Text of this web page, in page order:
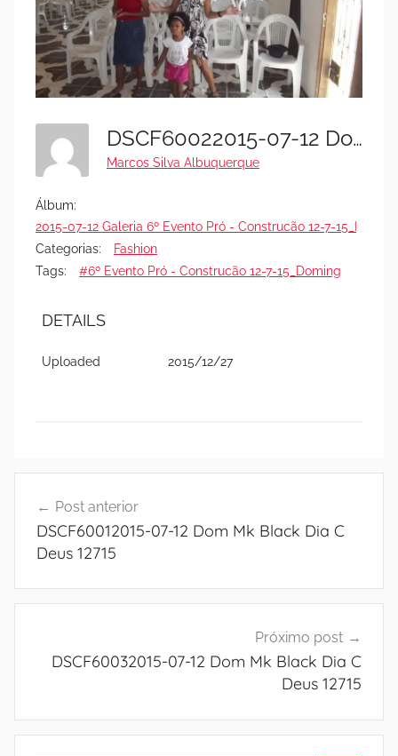
DSCF60022015-07-12 Dom Mk Black Dia C Deus 12715
Marcos Silva Albuquerque
Álbum:
2015-07-12 Galeria 6º Evento Pró - Construcão 12-7-
Categorias:
Fashion
Tags:
#6º Evento Pró - Construcão 12-7-15_Doming
DETAILS
Uploaded 2015/12/27
de
Post
Post anterior
DSCF60012015-07-12 Dom Mk Black Dia C
Deus 12715
Próximo post
DSCF60032015-07-12 Dom Mk Black Dia C
Deus 12715